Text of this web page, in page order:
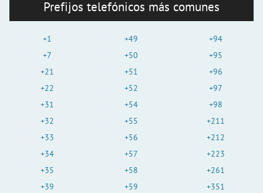
Prefijos telefónicos más comunes
+1
+7
+21
+22
+31
+32
+33
+34
+35
+39
+49
+50
+51
+52
+54
+55
+56
+57
+58
+59
+94
+95
+96
+97
+98
+211
+212
+223
+261
+351